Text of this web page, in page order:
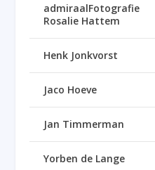
admiraalFotografie
Rosalie Hattem
Henk Jonkvorst
Jaco Hoeve
Jan Timmerman
Yorben de Lange